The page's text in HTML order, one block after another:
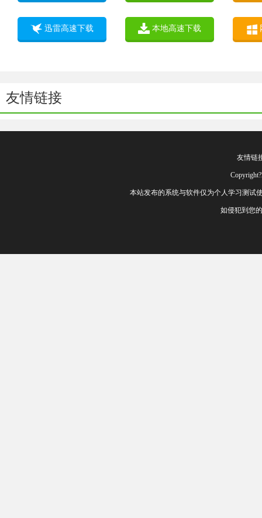
迅雷高速下载 本地高速下载
友情链接
友情链
本站发布的系统与软件仅为个人学习测试
如侵犯到您